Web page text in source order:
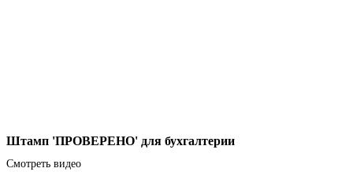
Штамп 'ПРОВЕРЕНО' для бухгалтерии
Смотреть видео